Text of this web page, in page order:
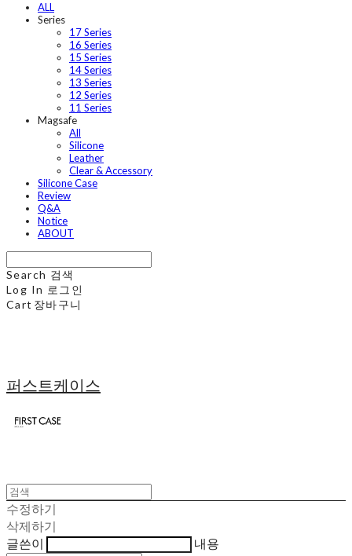
ALL
Series
17 Series
16 Series
15 Series
14 Series
13 Series
12 Series
11 Series
Magsafe
All
Silicone
Leather
Clear & Accessory
Silicone Case
Review
Q&A
Notice
ABOUT
Search 검색
Log In 로그인
Cart 장바구니
퍼스트케이스
수정하기
삭제하기
글쓴이
내용